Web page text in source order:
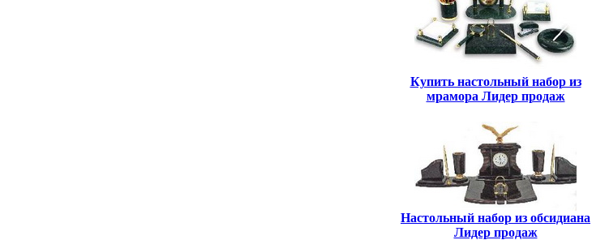
Купить настольный набор из
мрамора Лидер продаж
Настольный набор из обсидиана
Лидер продаж